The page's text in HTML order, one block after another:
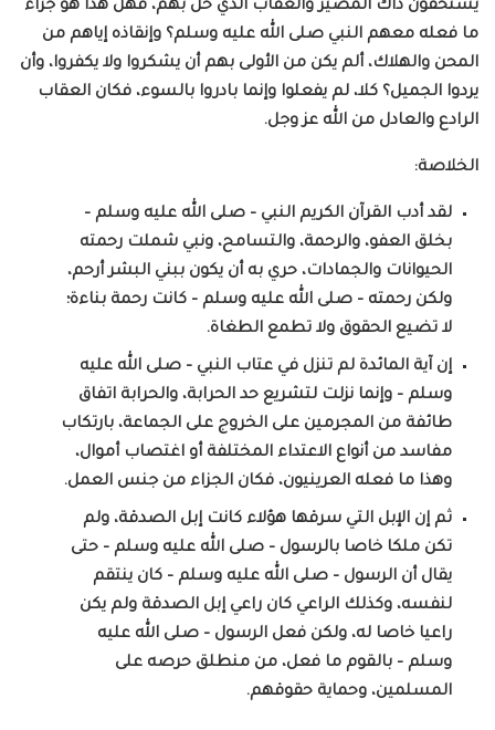
يستحقون ذاك المصير والعقاب الذي حل بهم، فهل هذا هو جزاء
ما فعله معهم النبي صلى الله عليه وسلم؟ وإنقاذه إياهم من
المحن والهلاك، ألم يكن من الأولى بهم أن يشكروا ولا يكفروا، وأن
يردوا الجميل؟ كلا، لم يفعلوا وإنما بادروا بالسوء، فكان العقاب
الرادع والعادل من الله عز وجل.
الخلاصة:
لقد أدب القرآن الكريم النبي – صلى الله عليه وسلم –
بخلق العفو، والرحمة، والتسامح، ونبي شملت رحمته
الحيوانات والجمادات، حري به أن يكون ببني البشر أرحم،
ولكن رحمته – صلى الله عليه وسلم – كانت رحمة بناءة؛
لا تضيع الحقوق ولا تطمع الطغاة.
إن آية المائدة لم تنزل في عتاب النبي – صلى الله عليه
وسلم – وإنما نزلت لتشريع حد الحرابة، والحرابة اتفاق
طائفة من المجرمين على الخروج على الجماعة، بارتكاب
مفاسد من أنواع الاعتداء المختلفة أو اغتصاب أموال،
وهذا ما فعله العرينيون، فكان الجزاء من جنس العمل.
ثم إن الإبل التي سرقها هؤلاء كانت إبل الصدقة، ولم
تكن ملكا خاصا بالرسول – صلى الله عليه وسلم – حتى
يقال أن الرسول – صلى الله عليه وسلم – كان ينتقم
لنفسه، وكذلك الراعي كان راعي إبل الصدقة ولم يكن
راعيا خاصا له، ولكن فعل الرسول – صلى الله عليه
وسلم – بالقوم ما فعل، من منطلق حرصه على
المسلمين، وحماية حقوقهم.